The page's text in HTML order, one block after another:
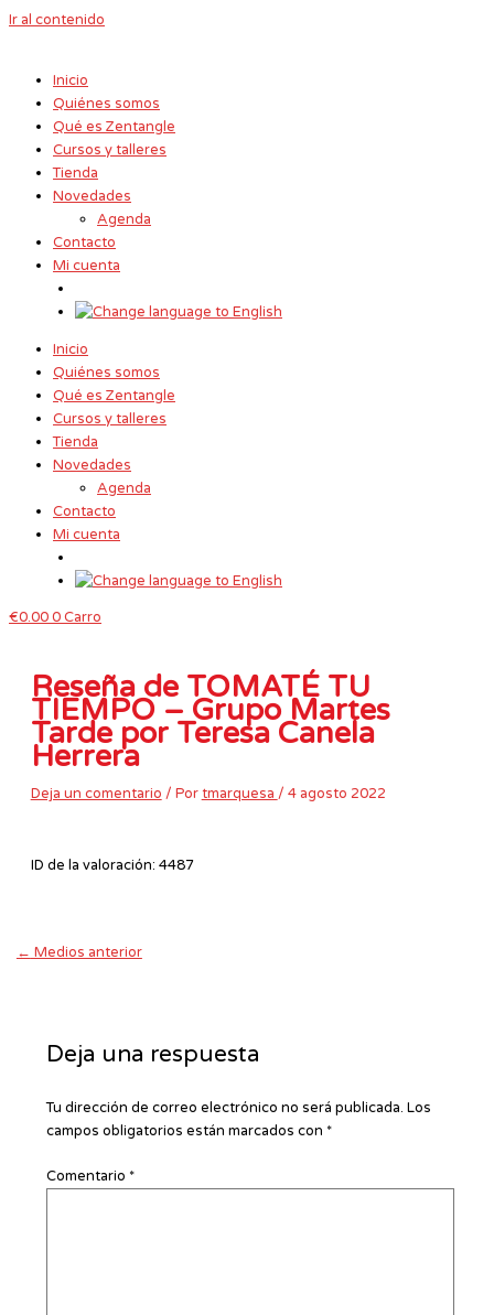
Ir al contenido
Inicio
Quiénes somos
Qué es Zentangle
Cursos y talleres
Tienda
Novedades
Agenda
Contacto
Mi cuenta
Inicio
Quiénes somos
Qué es Zentangle
Cursos y talleres
Tienda
Novedades
Agenda
Contacto
Mi cuenta
€0.000Carro
Reseña de TOMATÉ TU
TIEMPO – Grupo Martes
Tarde por Teresa Canela
Herrera
Deja un comentario / Portmarquesa / 4 agosto 2022
ID de la valoración: 4487
← Medios anterior
Deja una respuesta
Tu dirección de correo electrónico no será publicada. Los
campos obligatorios están marcados con *
Comentario *